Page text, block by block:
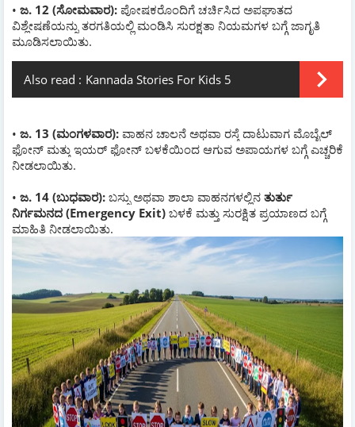
• ಜ. 12 (ಸೋಮವಾರ): ಪೋಷಕರೊಂದಿಗೆ ಚರ್ಚಿಸಿದ ಅಪಘಾತದ
ವಿಶ್ಲೇಷಣೆಯನ್ನು ತರಗತಿಯಲ್ಲಿ ಮಂಡಿಸಿ ಸುರಕ್ಷತಾ ನಿಯಮಗಳ ಬಗ್ಗೆ ಜಾಗೃತಿ
ಮೂಡಿಸಲಾಯಿತು.
Also read : Kannada Stories For Kids 5
• ಜ. 13 (ಮಂಗಳವಾರ): ವಾಹನ ಚಾಲನೆ ಅಥವಾ ರಸ್ತೆ ದಾಟುವಾಗ ಮೊಬೈಲ್
ಫೋನ್ ಮತ್ತು ಇಯರ್ ಫೋನ್ ಬಳಕೆಯಿಂದ ಆಗುವ ಅಪಾಯಗಳ ಬಗ್ಗೆ ಎಚ್ಚರಿಕೆ
ನೀಡಲಾಯಿತು.
• ಜ. 14 (ಬುಧವಾರ): ಬಸ್ಸು ಅಥವಾ ಶಾಲಾ ವಾಹನಗಳಲ್ಲಿನ ತುರ್ತು
ನಿರ್ಗಮನದ (Emergency Exit) ಬಳಕೆ ಮತ್ತು ಸುರಕ್ಷಿತ ಪ್ರಯಾಣದ ಬಗ್ಗೆ
ಮಾಹಿತಿ ನೀಡಲಾಯಿತು.